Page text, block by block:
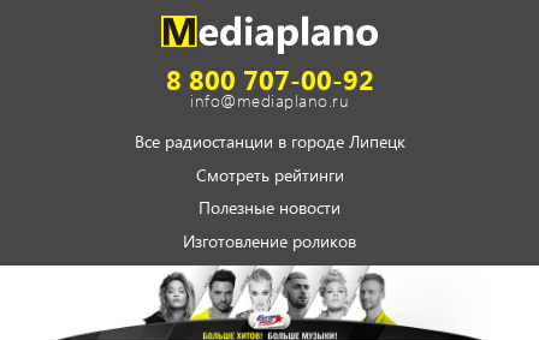
8 800 707-00-92
info@mediaplano.ru
Все радиостанции в городе Липецк
Смотреть рейтинги
Полезные новости
Изготовление роликов